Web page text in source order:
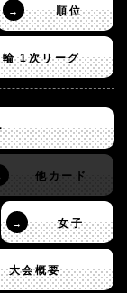
→ 順位
輪 1次リーグ
他カード
→ 女子
大会概要